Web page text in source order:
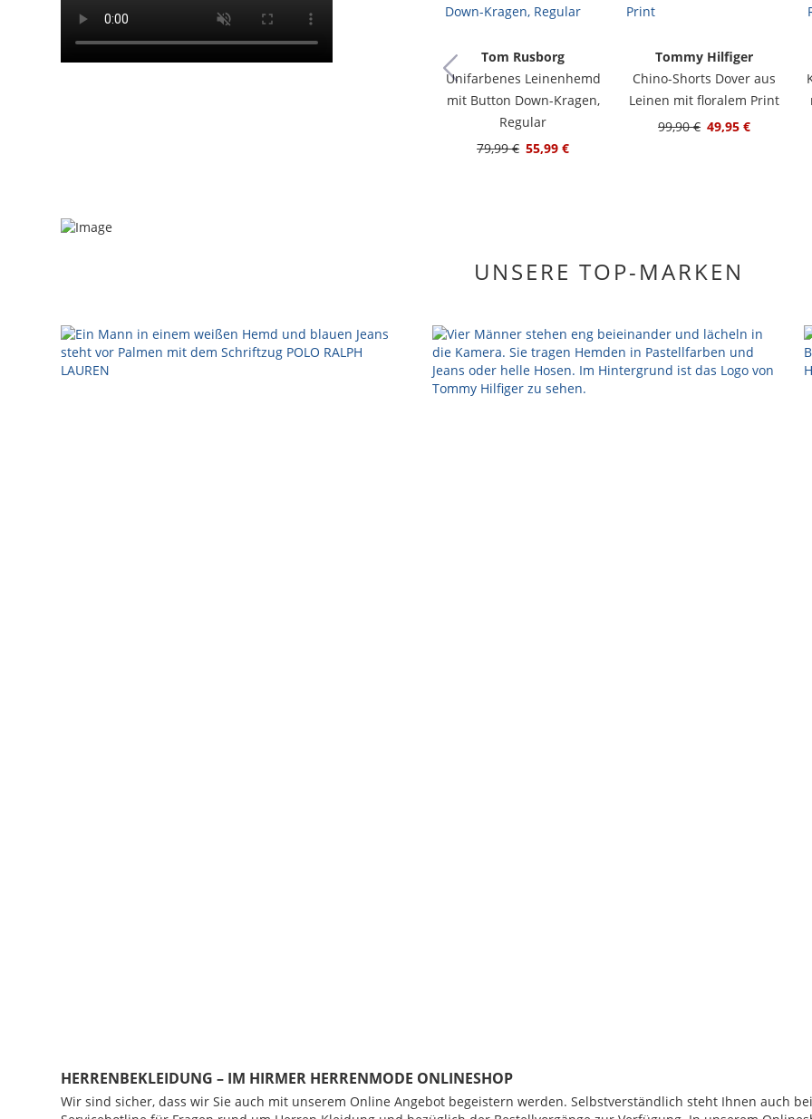
Tom Rusborg
Unifarbenes Leinenhemd
mit Button Down-Kragen,
Regular
79,99 € 55,99 €
Tommy Hilfiger
Chino-Shorts Dover aus
Leinen mit floralem Print
99,90 € 49,95 €
UNSERE TOP-MARKEN
HERRENBEKLEIDUNG – IM HIRMER HERRENMODE ONLINESHOP
Wir sind sicher, dass wir Sie auch mit unserem Online Angebot begeistern werden. Selbstverständlich steht Ihnen auch